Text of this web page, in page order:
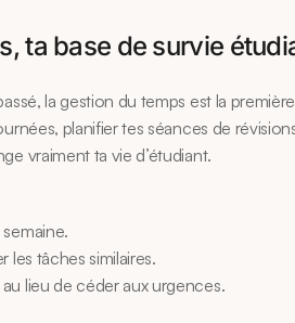
ta base de survie
la gestion du temps est la
planifier tes séances de
vraiment ta vie d’étudiant.
les tâches similaires.
lieu de céder aux urgences.